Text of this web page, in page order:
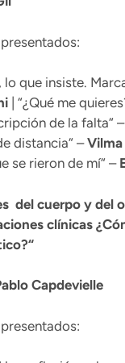
lo que insiste.
| “¿Qué me
de la falta“ –
distancia“ –Vilma
se rieron de mí“ –
del cuerpo y del
clínicas
Capdevielle